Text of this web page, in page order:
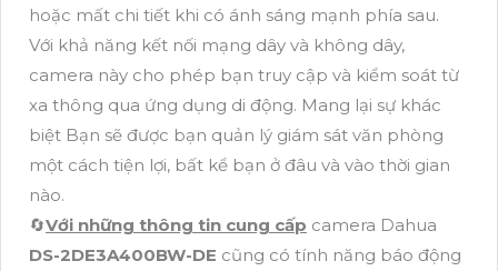
hoặc mất chi tiết khi có ánh sáng mạnh phía sau.
Với khả năng kết nối mạng dây và không dây,
camera này cho phép bạn truy cập và kiểm soát từ
xa thông qua ứng dụng di động. Mang lại sự khác
biệt Bạn sẽ được bạn quản lý giám sát văn phòng
một cách tiện lợi, bất kể bạn ở đâu và vào thời gian
nào.
🔄Với những thông tin cung cấp camera Dahua
DS-2DE3A400BW-DE cũng có tính năng báo động